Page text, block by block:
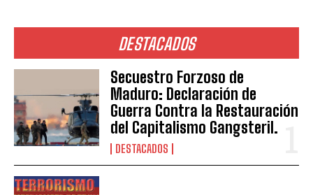
DESTACADOS
Secuestro Forzoso de
Maduro: Declaración de
Guerra Contra la Restauración
del Capitalismo Gangsteril.
DESTACADOS